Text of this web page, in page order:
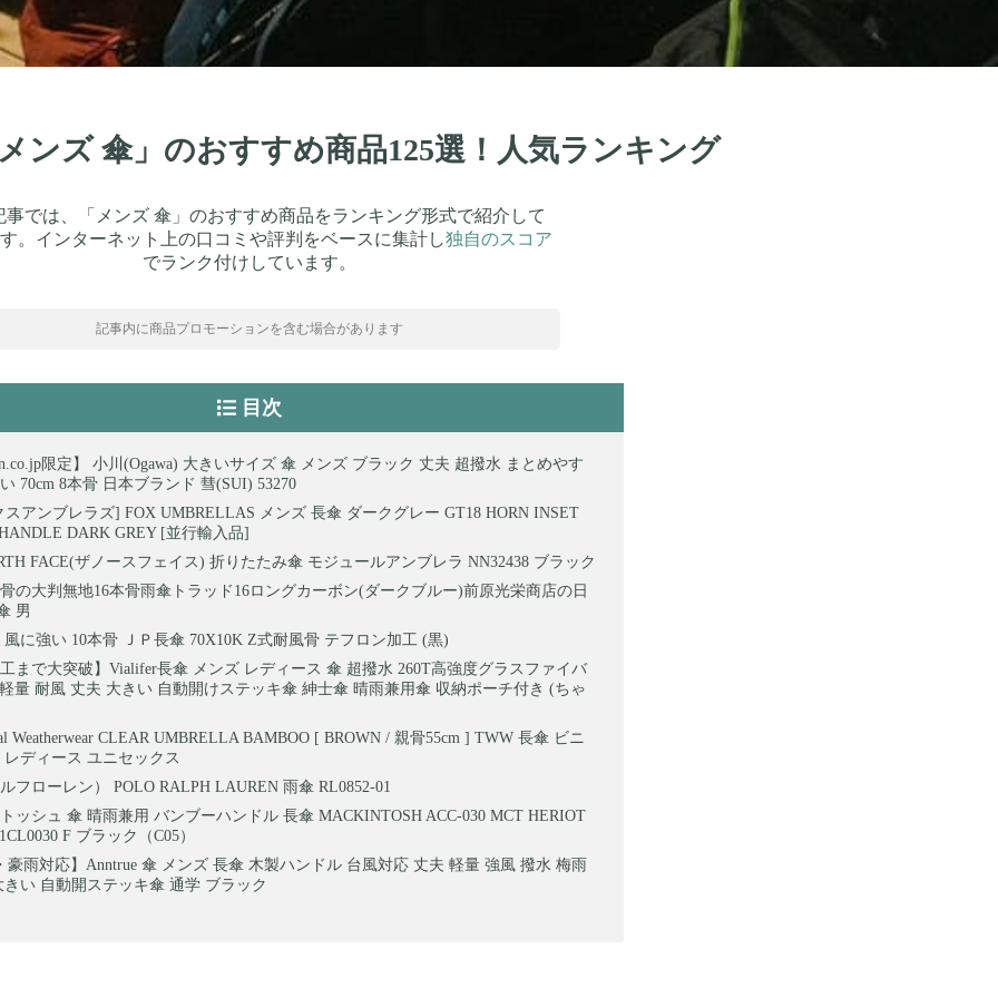
ンズ 傘」のおすすめ商品125選！人気ランキング
事では、「メンズ 傘」のおすすめ商品をランキング形式で紹介して
。インターネット上の口コミや評判をベースに集計し独自のスコア
でランク付けしています。
記事内に商品プロモーションを含む場合があります
目次
限定】 小川(Ogawa) 大きいサイズ 傘 メンズ ブラック 丈夫 超撥水 まとめやす
70cm 8本骨 日本ブランド 彗(SUI) 53270
スアンブレラズ] FOX UMBRELLAS メンズ 長傘 ダークグレー GT18 HORN INSET
DARK GREY [並行輸入品]
FACE(ザノースフェイス) 折りたたみ傘 モジュールアンブレラ NN32438 ブラック
の大判無地16本骨雨傘トラッド16ロングカーボン(ダークブルー)前原光栄商店の日
男
風に強い 10本骨 ＪＰ長傘 70X10K Z式耐風骨 テフロン加工 (黒)
まで大突破】Vialifer長傘 メンズ レディース 傘 超撥水 260T高強度グラスファイバ
量 耐風 丈夫 大きい 自動開けステッキ傘 紳士傘 晴雨兼用傘 収納ポーチ付き (ちゃ
Weatherwear CLEAR UMBRELLA BAMBOO [ BROWN / 親骨55cm ] TWW 長傘 ビニ
ディース ユニセックス
フローレン） POLO RALPH LAUREN 雨傘 RL0852-01
ッシュ 傘 晴雨兼用 バンブーハンドル 長傘 MACKINTOSH ACC-030 MCT HERIOT
F ブラック（C05）
豪雨対応】Anntrue 傘 メンズ 長傘 木製ハンドル 台風対応 丈夫 軽量 強風 撥水 梅雨
い 自動開ステッキ傘 通学 ブラック